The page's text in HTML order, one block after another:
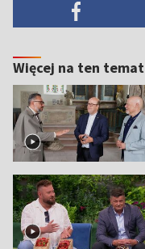
Więcej na ten temat